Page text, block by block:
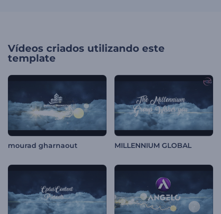
Vídeos criados utilizando este
template
mourad gharnaout MILLENNIUM GLOBAL